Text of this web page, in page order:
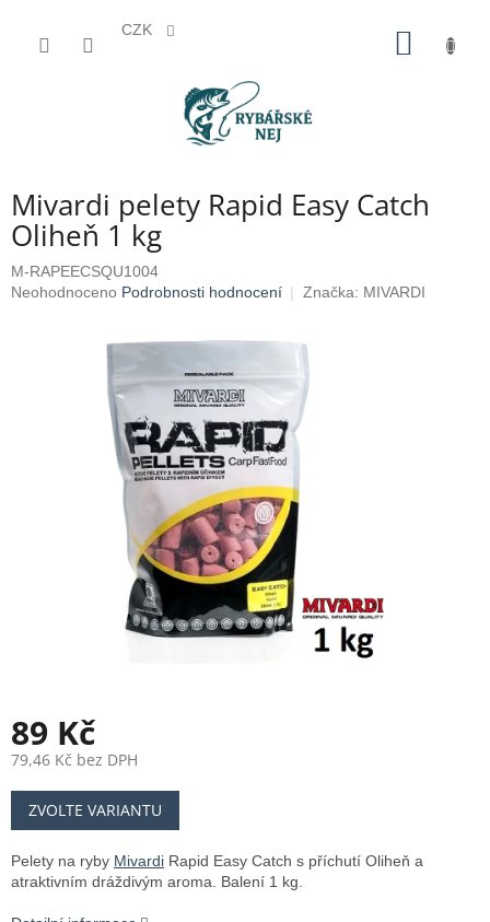
CZK
Mivardi pelety Rapid Easy Catch
Oliheň 1 kg
M-RAPEECSQU1004
Průměrné
Neohodnoceno Podrobnosti hodnocení Značka: MIVARDI
89 Kč
79,46 Kč bez DPH
Měrná
cena:
ZVOLTE VARIANTU
Pelety na ryby Mivardi Rapid Easy Catch s příchutí Oliheň a
atraktivním dráždivým aroma. Balení 1 kg.